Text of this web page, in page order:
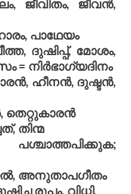
ജീവിതം, ജീവന്‍,
പാഥേയം
ദുഷിപ്പ്, മോശം,
= നിര്‍ഭാഗ്യദിനം
ഹീനന്‍, ദുഷ്ടന്‍,
തെറ്റുകാരന്‍
തിന്മ
അനുതാപഗീതം
രൂപം. വിധി,